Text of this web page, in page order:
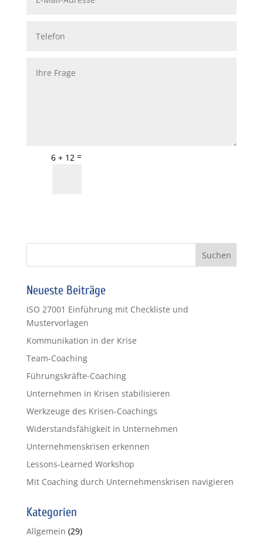
6 + 12 =
Neueste Beiträge
ISO 27001 Einführung mit Checkliste und
Mustervorlagen
Kommunikation in der Krise
Team-Coaching
Führungskräfte-Coaching
Unternehmen in Krisen stabilisieren
Werkzeuge des Krisen-Coachings
Widerstandsfähigkeit in Unternehmen
Unternehmenskrisen erkennen
Lessons-Learned Workshop
Mit Coaching durch Unternehmenskrisen navigieren
Kategorien
Allgemein (29)